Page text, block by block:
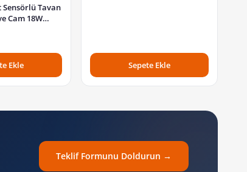
Sensörlü Tavan
Cam 18W
Ekle Sepete Ekle
Teklif Formunu Doldurun →